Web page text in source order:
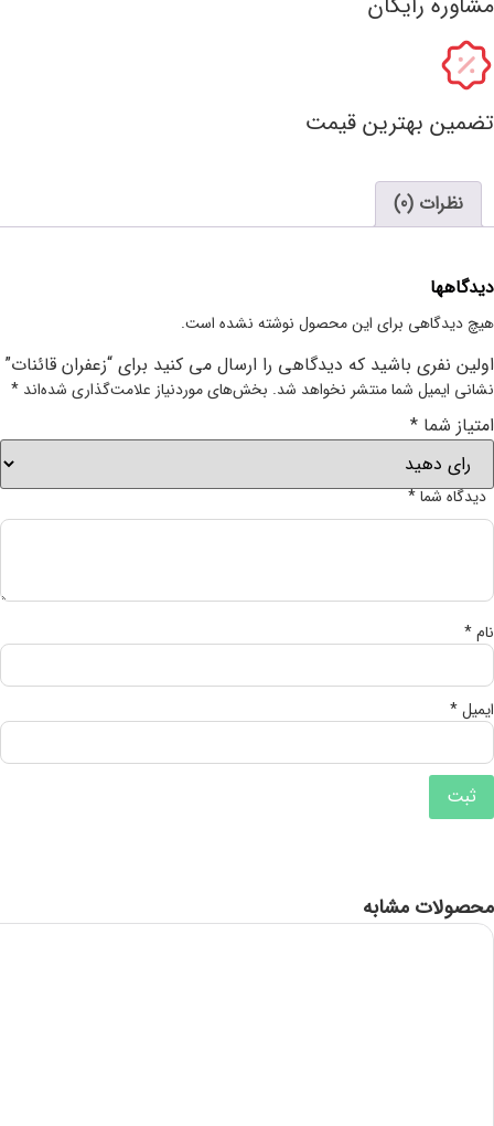
تضمین بهترین قیمت
نظرات (0)
دیدگاهها
هیچ دیدگاهی برای این محصول نوشته نشده است.
اولین نفری باشید که دیدگاهی را ارسال می کنید برای “زعفران قائنات”
نشانی ایمیل شما منتشر نخواهد شد. بخش‌های موردنیاز علامت‌گذاری شده‌اند *
امتیاز شما *
دیدگاه شما*
نام*
ایمیل*
محصولات مشابه